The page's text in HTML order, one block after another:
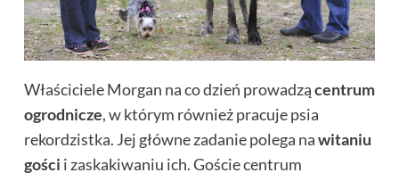
Właściciele Morgan na co dzień prowadzącentrum
ogrodnicze, w którym również pracuje psia
rekordzistka. Jej główne zadanie polega nawitaniu
gości i zaskakiwaniu ich. Goście centrum